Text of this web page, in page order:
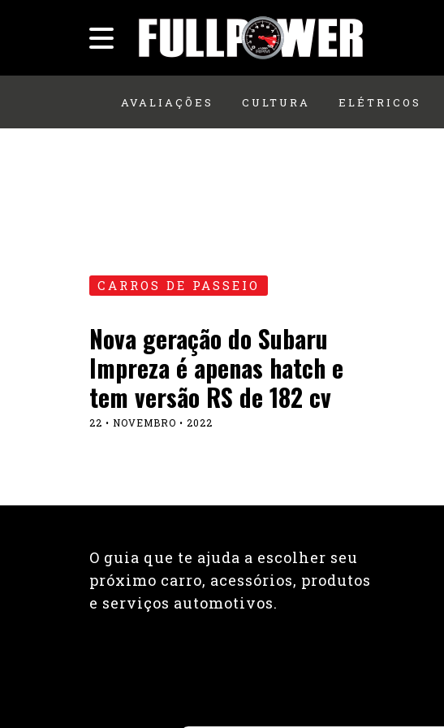
AVALIAÇÕES CULTURA ELÉTRICOS
CARROS DE PASSEIO
Nova geração do Subaru
Impreza é apenas hatch e
tem versão RS de 182 cv
22 • NOVEMBRO • 2022
O guia que te ajuda a escolher seu
próximo carro, acessórios, produtos
e serviços automotivos.